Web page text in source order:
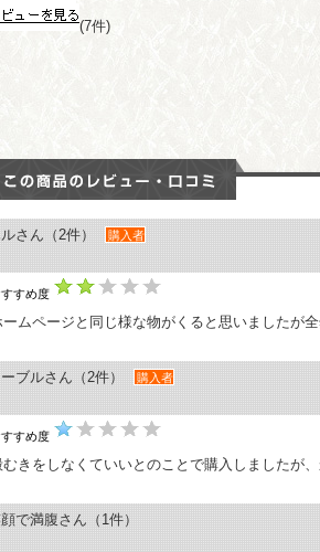
(7件)
さん（2件） 購入者
すめ度
ームページと同じ様な物がくると思いましたが
ブルさん（2件） 購入者
すめ度
むきをしなくていいとのことで購入しましたが
で満腹さん（1件）